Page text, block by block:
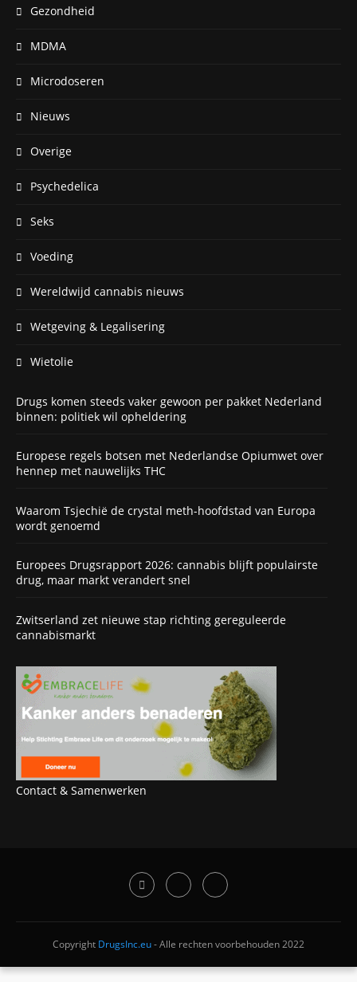
Gezondheid
MDMA
Microdoseren
Nieuws
Overige
Psychedelica
Seks
Voeding
Wereldwijd cannabis nieuws
Wetgeving & Legalisering
Wietolie
Drugs komen steeds vaker gewoon per pakket Nederland
binnen: politiek wil opheldering
Europese regels botsen met Nederlandse Opiumwet over
hennep met nauwelijks THC
Waarom Tsjechië de crystal meth-hoofdstad van Europa
wordt genoemd
Europees Drugsrapport 2026: cannabis blijft populairste
drug, maar markt verandert snel
Zwitserland zet nieuwe stap richting gereguleerde
cannabismarkt
Contact & Samenwerken
Copyright DrugsInc.eu- Alle rechten voorbehouden 2022